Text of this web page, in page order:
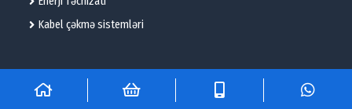
Kabel çəkmə sistemləri
© 2025 – Flame Technologies